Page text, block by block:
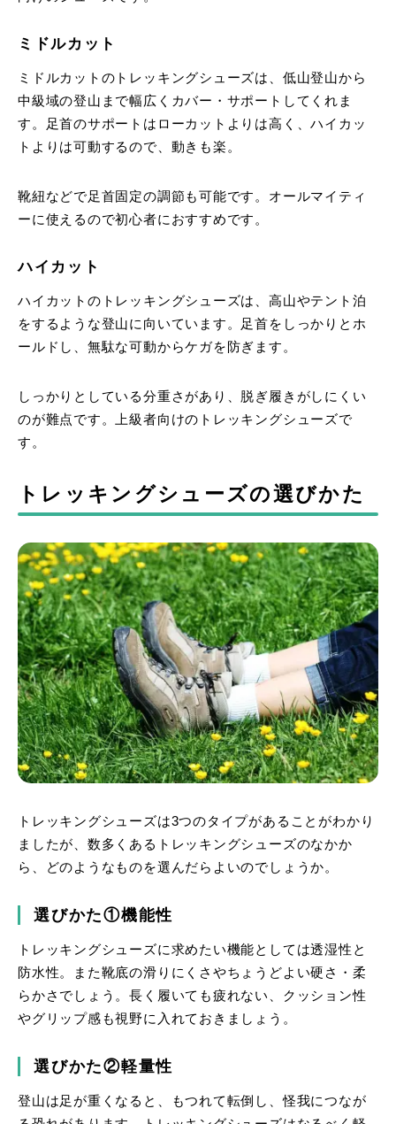
ミドルカット
ミドルカットのトレッキングシューズは、低山登山から
中級域の登山まで幅広くカバー・サポートしてくれま
す。足首のサポートはローカットよりは高く、ハイカッ
トよりは可動するので、動きも楽。
靴紐などで足首固定の調節も可能です。オールマイティ
ーに使えるので初心者におすすめです。
ハイカット
ハイカットのトレッキングシューズは、高山やテント泊
をするような登山に向いています。足首をしっかりとホ
ールドし、無駄な可動からケガを防ぎます。
しっかりとしている分重さがあり、脱ぎ履きがしにくい
のが難点です。上級者向けのトレッキングシューズで
す。
トレッキングシューズの選びかた
トレッキングシューズは3つのタイプがあることがわかり
ましたが、数多くあるトレッキングシューズのなかか
ら、どのようなものを選んだらよいのでしょうか。
選びかた①機能性
トレッキングシューズに求めたい機能としては透湿性と
防水性。また靴底の滑りにくさやちょうどよい硬さ・柔
らかさでしょう。長く履いても疲れない、クッション性
やグリップ感も視野に入れておきましょう。
選びかた②軽量性
登山は足が重くなると、もつれて転倒し、怪我につなが